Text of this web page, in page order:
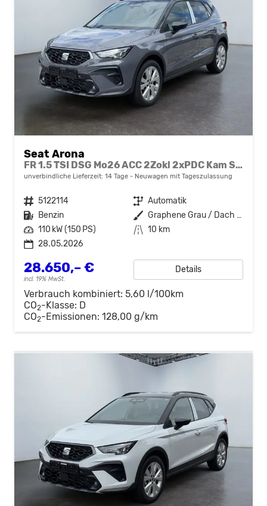
Seat Arona
FR 1.5 TSI DSG Mo26 ACC 2Zokl 2xPDC Kam SHZ Full Link
unverbindliche Lieferzeit: 14 Tage Neuwagen mit Tageszulassung
Fahrzeugnr. 5122114 Getriebe Automatik
Kraftstoff Benzin Außenfarbe
Graphene Grau / Dach Schwarz
Leistung 110 kW (150 PS) Kilometerstand 10 km
28.05.2026
28.650,– €
incl. 19% MwSt.
Details
Verbrauch kombiniert: 5,60 l/100km
CO2-Klasse: D
CO2-Emissionen: 128,00 g/km